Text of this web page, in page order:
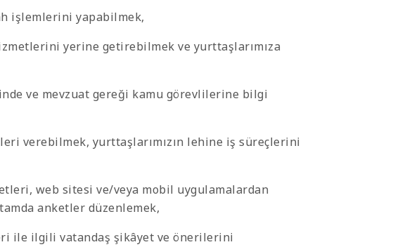
işlemlerini yapabilmek,
yerine getirebilmek ve yurttaşlarımıza
ve mevzuat gereği kamu görevlilerine bilgi
verebilmek, yurttaşlarımızın lehine iş süreçlerini
web sitesi ve/veya mobil uygulamalardan
anketler düzenlemek,
ile ilgili vatandaş şikâyet ve önerilerini